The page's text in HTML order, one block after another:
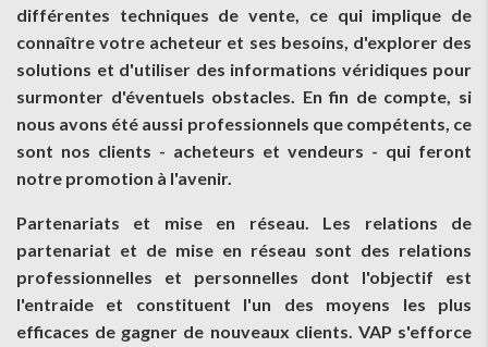
différentes techniques de vente, ce qui implique de
connaître votre acheteur et ses besoins, d'explorer des
solutions et d'utiliser des informations véridiques pour
surmonter d'éventuels obstacles. En fin de compte, si
nous avons été aussi professionnels que compétents, ce
sont nos clients - acheteurs et vendeurs - qui feront
notre promotion à l'avenir.
Partenariats et mise en réseau. Les relations de
partenariat et de mise en réseau sont des relations
professionnelles et personnelles dont l'objectif est
l'entraide et constituent l'un des moyens les plus
efficaces de gagner de nouveaux clients. VAP s'efforce